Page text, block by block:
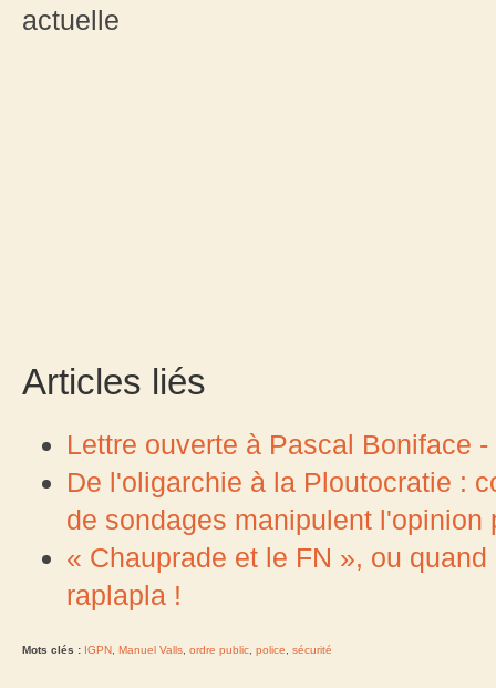
actuelle
Articles liés
Lettre ouverte à Pascal Boniface
De l'oligarchie à la Ploutocratie :
de sondages manipulent l'opinion
« Chauprade et le FN », ou
raplapla !
Mots clés : IGPN Manuel Valls ordre public police sécurité